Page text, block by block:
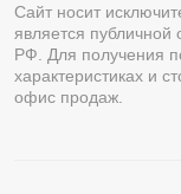
Сайт носит
является
РФ. Для получения
характеристиках и
офис продаж.